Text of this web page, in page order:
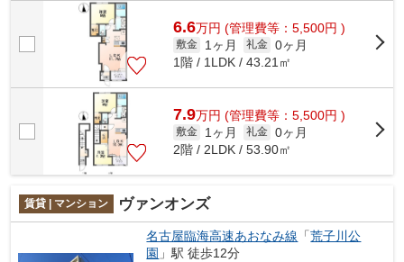
6.6万円 (管理費等：5,500円 )
敷金 1ヶ月 礼金 0ヶ月
1階 / 1LDK / 43.21㎡
7.9万円 (管理費等：5,500円 )
敷金 1ヶ月 礼金 0ヶ月
2階 / 2LDK / 53.90㎡
賃貸 | マンション ヴァンオンズ
名古屋臨海高速あおなみ線 「荒子川公
園 」駅 徒歩12分